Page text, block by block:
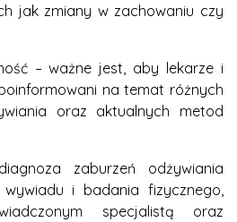
jak zmiany w zachowaniu czy
– ważne jest, aby lekarze i
na temat różnych
oraz aktualnych metod
zaburzeń odżywiania
i badania fizycznego,
specjalistą oraz